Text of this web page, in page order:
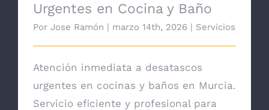
Urgentes en Cocina y Baño
Por Jose Ramón | marzo 14th, 2026 | Servicios
Atención inmediata a desatascos
urgentes en cocinas y baños en Murcia.
Servicio eficiente y profesional para